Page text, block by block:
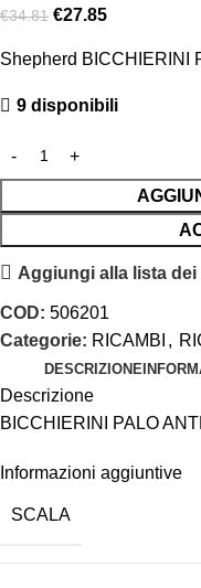
€34.81 €27.85
Shepherd BICCHIERINI
9 disponibili
Aggiungi alla lista
COD: 506201
Categorie: RICAMBI ,
DESCRIZIONE
Descrizione
BICCHIERINI PALO
Informazioni aggiuntive
SCALA